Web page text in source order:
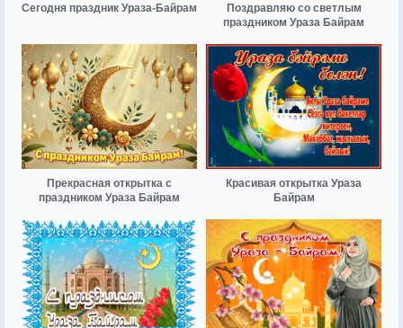
Сегодня праздник Ураза-Байрам
Поздравляю со светлым
праздником Ураза Байрам
Прекрасная открытка с
праздником Ураза Байрам
Красивая открытка Ураза
Байрам